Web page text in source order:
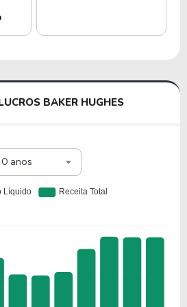
BAKER HUGHES
anos